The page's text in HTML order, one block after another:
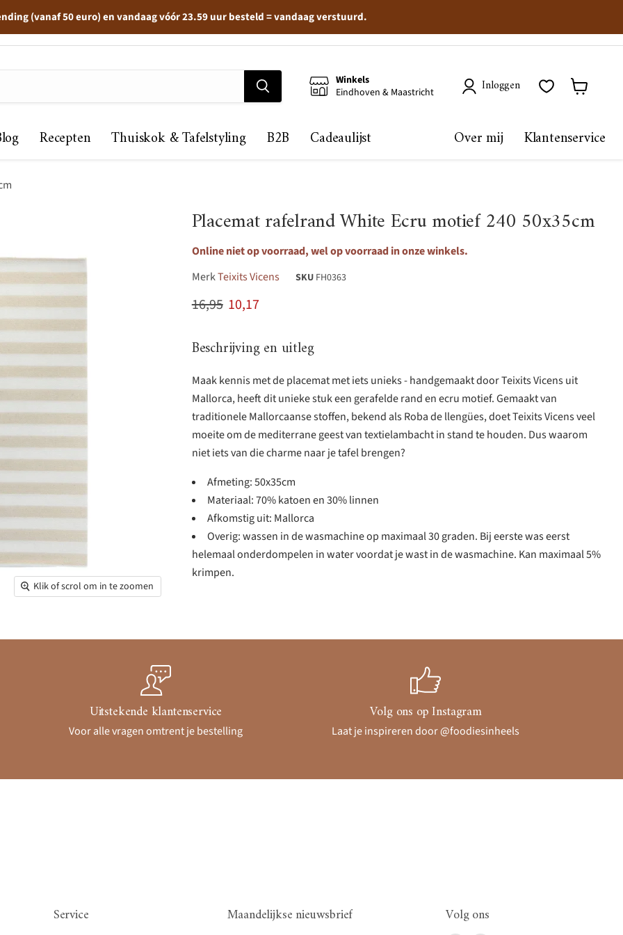
(vanaf 50 euro) en vandaag vóór 23.59 uur besteld = vandaag verstuurd.
Winkels
Eindhoven & Maastricht
Inloggen
Recepten Thuiskok & Tafelstyling B2B Cadeaulijst Over mij Klantenservice
Klik of scrol om in te zoomen
Placemat rafelrand White Ecru motief 240 50x35cm
Online niet op voorraad, wel op voorraad in onze winkels.
MerkTeixits Vicens SKU FH0363
Originele prijs
16,95 Huidige prijs
10,17
Beschrijving en uitleg
Maak kennis met de placemat met iets unieks - handgemaakt door Teixits Vicens uit
Mallorca, heeft dit unieke stuk een gerafelde rand en ecru motief. Gemaakt van
traditionele Mallorcaanse stoffen, bekend als Roba de llengües, doet Teixits Vicens veel
moeite om de mediterrane geest van textielambacht in stand te houden. Dus waarom
niet iets van die charme naar je tafel brengen?
Afmeting: 50x35cm
Materiaal: 70% katoen en 30% linnen
Afkomstig uit: Mallorca
Overig: wassen in de wasmachine op maximaal 30 graden. Bij eerste was eerst
helemaal onderdompelen in water voordat je wast in de wasmachine. Kan maximaal 5%
krimpen.
Uitstekende klantenservice
Voor alle vragen omtrent je bestelling
Volg ons op Instagram
Laat je inspireren door @foodiesinheels
Service Maandelijkse nieuwsbrief Volg ons